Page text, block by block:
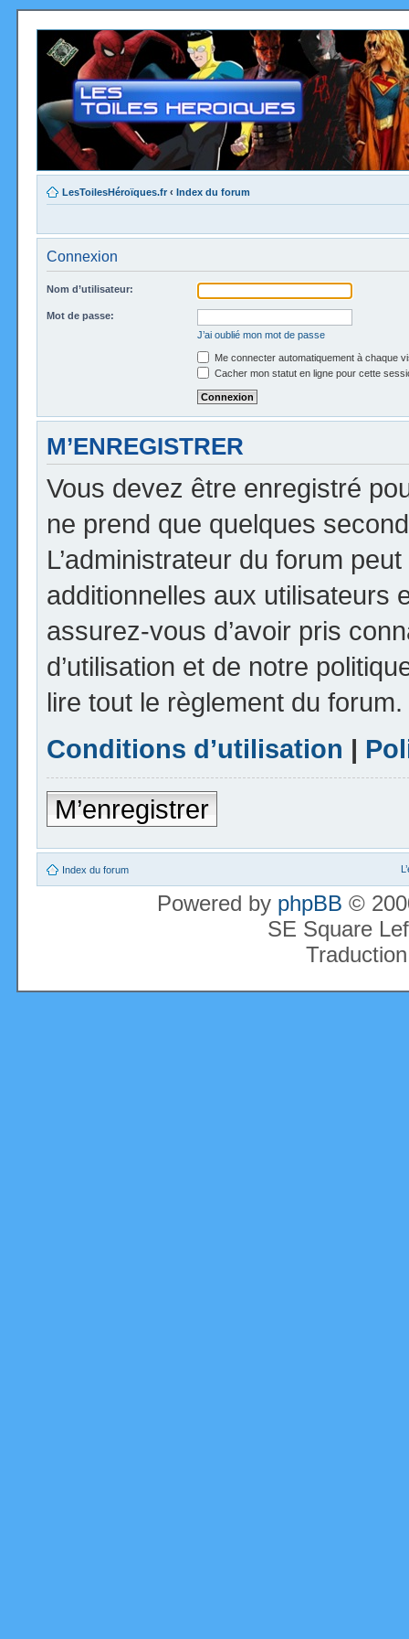
LesToilesHéroïques.fr ‹ Index du forum
Connexion
Nom d’utilisateur:
Mot de passe:
J’ai oublié mon mot de passe
Me connecter automatiquement à chaque
Cacher mon statut en ligne pour cette
M’ENREGISTRER
Vous devez être enregistré
ne prend que quelques
L’administrateur du forum
additionnelles aux utilisateurs
assurez-vous d’avoir pris
d’utilisation et de notre
lire tout le règlement du forum.
Conditions d’utilisation |
M’enregistrer
Index du forum
Powered by phpBB ©
SE Square